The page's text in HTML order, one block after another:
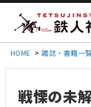
HOME > 雑誌・書籍一
戦慄の未